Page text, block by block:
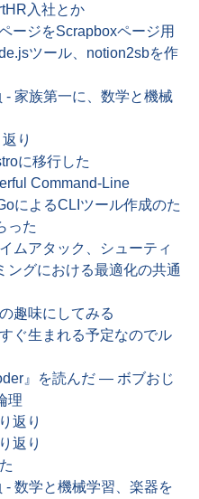
入社とか
ージをScrapboxページ用
ツール、notion2sbを作
- 家族第一に、数学と機械
り
に移行した
Command-Line
によるCLIツール作成のた
った
ムアタック、シューティ
ングにおける最適化の共通
趣味にしてみる
ぐ生まれる予定なのでル
』を読んだ ― ボブおじ
理
返り
返り
- 数学と機械学習、楽器を